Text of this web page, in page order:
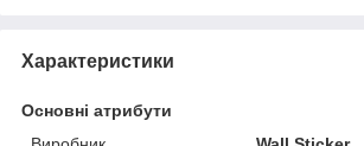
Характеристики
Основні атрибути